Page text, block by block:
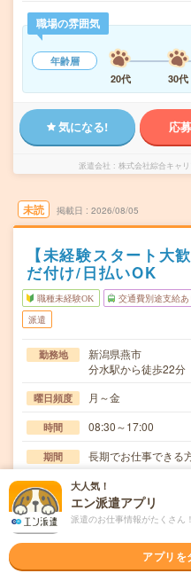
職場の雰囲気
年齢層
20代
30代
気になる! 応
派遣会社 株式会社綜合キャ
未読 掲載日 2026/08/05
【未経験スタート大
だ付け/日払いOK
職種未経験OK 交通費別途支給あ
派遣
勤務地
新潟県燕市
分水駅から徒歩22分
曜日頻度 月～金
時間 08:30～17:00
期間 長期でお仕事できる
時給 時給1200円
交通費
金属部品の研磨作業
で体力が必要【取
大人気！
エン派遣アプリ
派遣のお仕事情報がたくさん
アプリを